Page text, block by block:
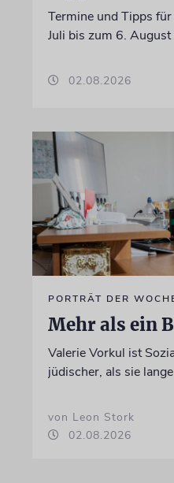
Termine und Tipps
Juli bis zum 6. August
02.08.2026
PORTRÄT DER
Mehr als ein
Valerie Vorkul ist
jüdischer, als sie
von Leon Stork
02.08.2026